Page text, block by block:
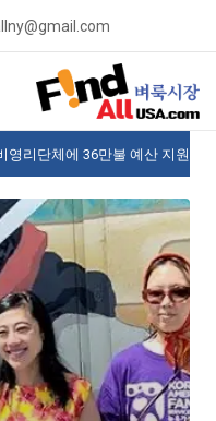
영리단체에 36만불 예산 지원